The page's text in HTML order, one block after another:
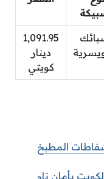
1,091.95
دينار
كويتي
المطبخ
بأمان تام